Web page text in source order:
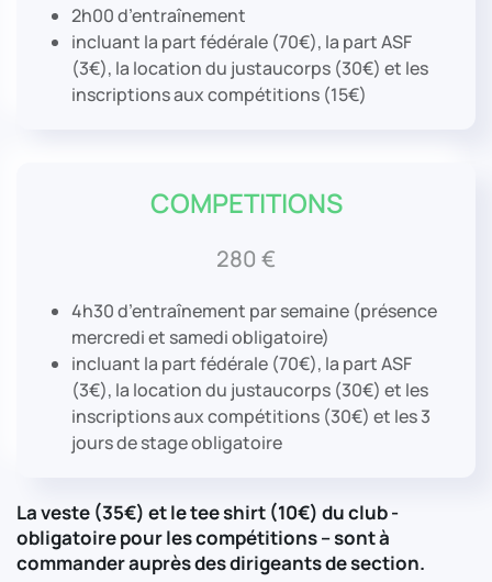
2h00d’entraînement
incluant la part fédérale (70€), la part ASF
(3€), la location du justaucorps (30€) et les
inscriptions aux compétitions (15€)
COMPETITIONS
280 €
4h30d’entraînement par semaine (présence
mercredi et samedi obligatoire)
incluant la part fédérale (70€), la part ASF
(3€), la location du justaucorps (30€) et les
inscriptions aux compétitions (30€) et les 3
jours de stage obligatoire
La veste (35€) et le tee shirt (10€) du club -
obligatoire pour les compétitions – sont à
commander auprès des dirigeants de section.